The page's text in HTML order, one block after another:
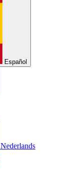
Español
Nederlands